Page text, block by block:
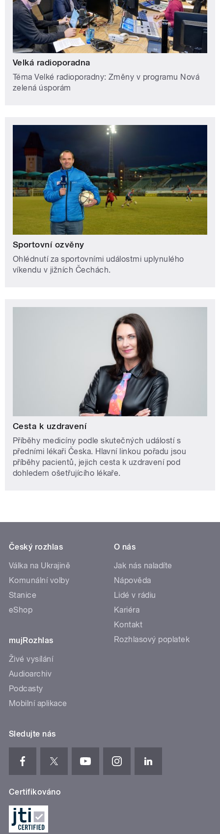
Velká radioporadna
Téma Velké radioporadny: Změny v programu Nová
zelená úsporám
Sportovní ozvěny
Ohlédnutí za sportovními událostmi uplynulého
víkendu v jižních Čechách.
Cesta k uzdravení
Příběhy medicíny podle skutečných událostí s
předními lékaři Česka. Hlavní linkou pořadu jsou
příběhy pacientů, jejich cesta k uzdravení pod
dohledem ošetřujícího lékaře.
Český rozhlas
Válka na Ukrajině
Komunální volby
Stanice
eShop
mujRozhlas
Živé vysílání
Audioarchiv
Podcasty
Mobilní aplikace
O nás
Jak nás naladíte
Nápověda
Lidé v rádiu
Kariéra
Kontakt
Rozhlasový poplatek
Sledujte nás
Certifikováno